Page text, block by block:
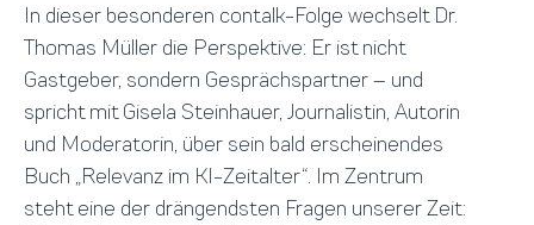
In dieser besonderen contalk-Folge wechselt Dr.
Thomas Müller die Perspektive: Er ist nicht
Gastgeber, sondern Gesprächspartner – und
spricht mit Gisela Steinhauer, Journalistin, Autorin
und Moderatorin, über sein bald erscheinendes
Buch „Relevanz im KI-Zeitalter“. Im Zentrum
steht eine der drängendsten Fragen unserer Zeit: